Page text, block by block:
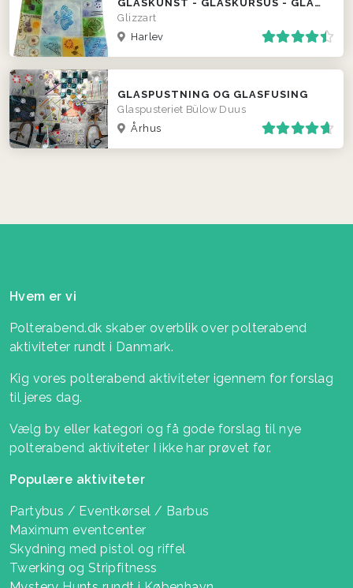
GLASKUNST - GLASKURSUS - GLASFUSING
Glizzart
Harlev
GLASPUSTNING OG GLASFUSING
Glaspusteriet Bülow Duus
Århus
Hvem er vi
Polterabend.dk skaber overblik over polterabend
aktiviteter rundt i Danmark.
Kig vores polterabend aktiviteter igennem for forslag
til jeres dag.
Vælg by eller kategori og få gode forslag til nye
polterabend aktiviteter I ikke har prøvet før.
Populære aktiviteter
Partybus / Eventkørsel / Barbus
Maximum eventcenter
Skydning med pistol og riffel
Twerking og Stripfitness